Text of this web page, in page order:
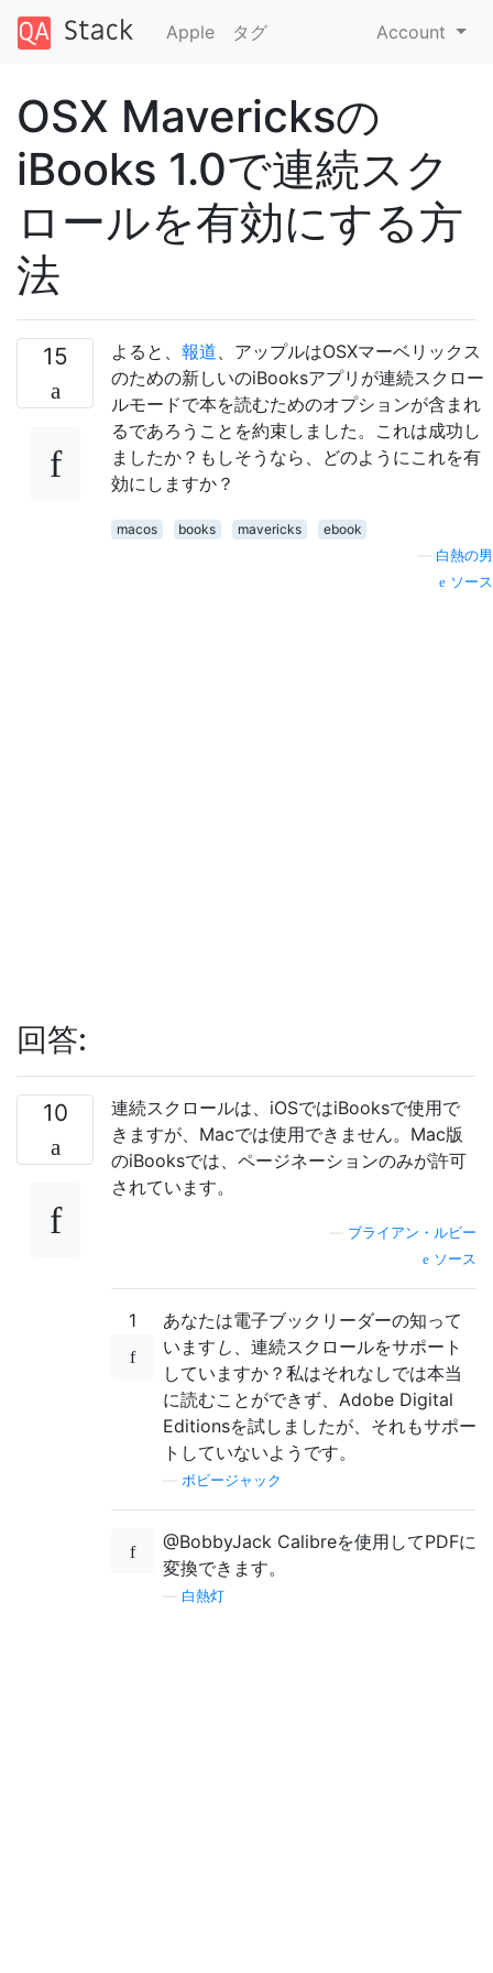
Apple タグ Account
OSX Mavericksの
iBooks 1.0で連続スク
ロールを有効にする方
法
15 よると、 報道 、アップルはOSXマーベリックス
のための新しいのiBooksアプリが連続スクロー
ルモードで本を読むためのオプションが含まれ
るであろうことを約束しました。これは成功し
ましたか？もしそうなら、どのようにこれを有
効にしますか？
macos books mavericks
ebook
白熱の男
ソース
回答:
10
連続スクロールは、iOSではiBooksで使用で
きますが、Macでは使用できません。Mac版
のiBooksでは、ページネーションのみが許可
されています。
ブライアン・ルビー
ソース
1
あなたは電子ブックリーダーの知って
います し 、連続スクロールをサポート
していますか？私はそれなしでは本当
に読むことができず、Adobe Digital
Editionsを試しましたが、それもサポー
トしていないようです。
ボビージャック
@BobbyJack Calibreを使用してPDFに
変換できます。
白熱灯